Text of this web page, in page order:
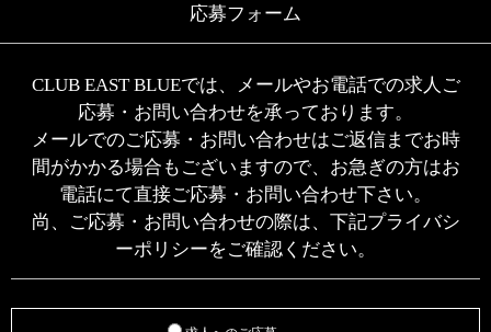
応募フォーム
CLUB EAST BLUEでは、メールやお電話での求人ご
応募・お問い合わせを承っております。
メールでのご応募・お問い合わせはご返信までお時
間がかかる場合もございますので、お急ぎの方はお
電話にて直接ご応募・お問い合わせ下さい。
尚、ご応募・お問い合わせの際は、下記プライバシ
ーポリシーをご確認ください。